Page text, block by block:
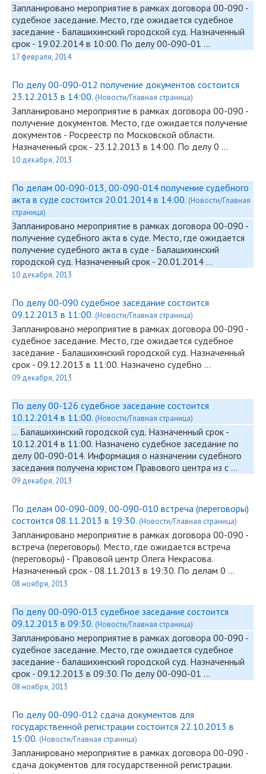
Запланировано мероприятие в рамках договора 00-090 -
судебное заседание. Место, где ожидается судебное
заседание - Балашихинский городской суд. Назначенный
срок - 19.02.2014 в 10:00. По делу00-090-01 …
17 февраля, 2014
По делу 00-090-012 получение документов состоится
23.12.2013 в 14:00. (Новости/Главная страница)
Запланировано мероприятие в рамках договора 00-090 -
получение документов. Место, где ожидается получение
документов - Росреестр по Московской области.
Назначенный срок - 23.12.2013 в 14:00. По делу 0 …
10 декабря, 2013
По делам 00-090-013, 00-090-014 получение судебного
акта в суде состоится 20.01.2014 в 14:00. (Новости/Главная
страница)
Запланировано мероприятие в рамках договора 00-090 -
получение судебного акта в суде. Место, где ожидается
получение судебного акта в суде - Балашихинский
городской суд. Назначенный срок - 20.01.2014 …
10 декабря, 2013
По делу 00-090 судебное заседание состоится
09.12.2013 в 11:00. (Новости/Главная страница)
Запланировано мероприятие в рамках договора 00-090 -
судебное заседание. Место, где ожидается судебное
заседание - Балашихинский городской суд. Назначенный
срок - 09.12.2013 в 11:00. Назначено судебно …
09 декабря, 2013
По делу 00-126 судебное заседание состоится
10.12.2014 в 11:00. (Новости/Главная страница)
... Балашихинский городской суд. Назначенный срок -
10.12.2014 в 11:00. Назначено судебное заседание по
делу00-090-014. Информация о назначении судебного
заседания получена юристом Правового центра из с …
09 декабря, 2013
По делам 00-090-009, 00-090-010 встреча (переговоры)
состоится 08.11.2013 в 19:30. (Новости/Главная страница)
Запланировано мероприятие в рамках договора 00-090 -
встреча (переговоры). Место, где ожидается встреча
(переговоры) - Правовой центр Олега Некрасова.
Назначенный срок - 08.11.2013 в 19:30. По делам 0 …
08 ноября, 2013
По делу 00-090-013 судебное заседание состоится
09.12.2013 в 09:30. (Новости/Главная страница)
Запланировано мероприятие в рамках договора 00-090 -
судебное заседание. Место, где ожидается судебное
заседание - балашихинский городской суд. Назначенный
срок - 09.12.2013 в 09:30. По делу00-090-01 …
08 ноября, 2013
По делу 00-090-012 сдача документов для
государственной регистрации состоится 22.10.2013 в
15:00. (Новости/Главная страница)
Запланировано мероприятие в рамках договора 00-090 -
сдача документов для государственной регистрации.